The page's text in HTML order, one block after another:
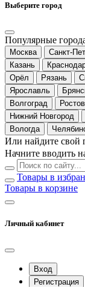
Выберите город
Популярные
Москва Санкт-
Казань
Орёл
Рязань
Ярославль
Волгоград
Нижний Новгород
Вологда
Или найдите свой
Начните вводить
Товары в
Товары в корзине
Личный кабинет
Вход
Регистрация